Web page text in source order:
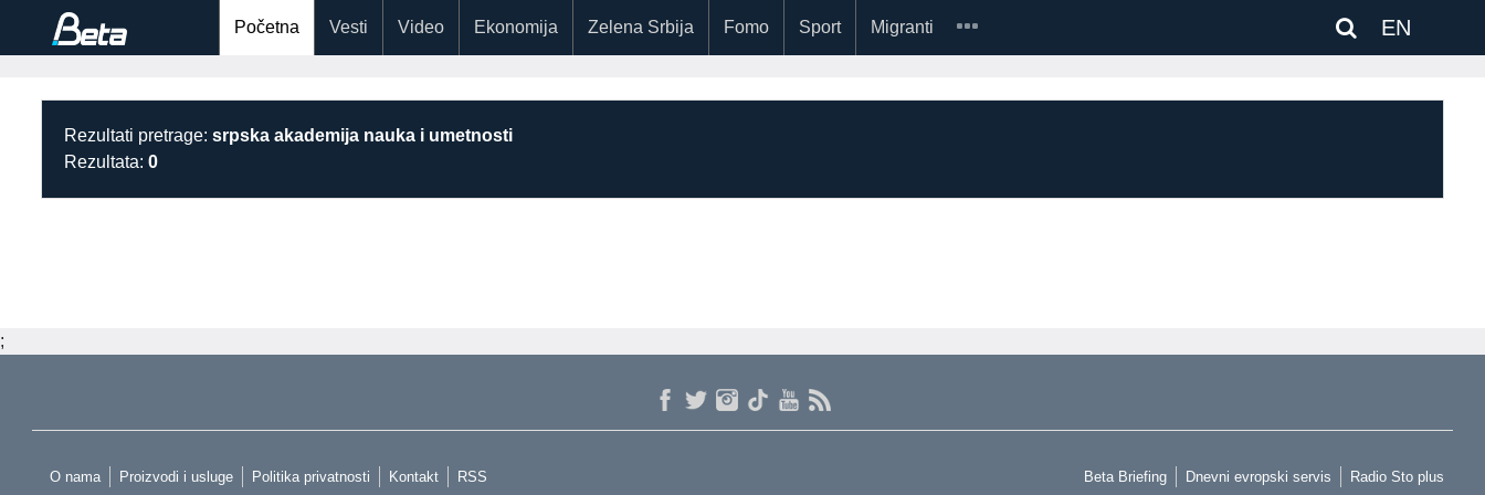
EN
Početna Vesti Video Ekonomija Zelena Srbija Fomo Sport Migranti
Rezultati pretrage: srpska akademija nauka i umetnosti
Rezultata: 0
;
O nama Proizvodi i usluge Politika privatnosti Kontakt RSS Beta Briefing Dnevni evropski servis Radio Sto plus